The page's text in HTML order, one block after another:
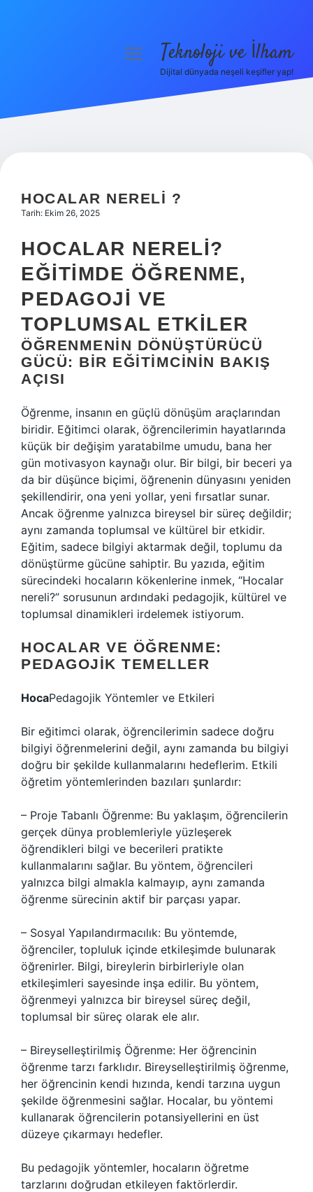
Hakkımızda
menüyüTeknoloji ve İlham
Dijital dünyada neşeli keşifler yap!
HOCALAR NERELI ?
Tarih: Ekim 26, 2025
HOCALAR NERELI?
EĞITIMDE ÖĞRENME,
PEDAGOJI VE
TOPLUMSAL ETKILER
ÖĞRENMENIN DÖNÜŞTÜRÜCÜ
GÜCÜ: BIR EĞITIMCININ BAKIŞ
AÇISI
Öğrenme, insanın en güçlü dönüşüm araçlarından
biridir. Eğitimci olarak, öğrencilerimin hayatlarında
küçük bir değişim yaratabilme umudu, bana her
gün motivasyon kaynağı olur. Bir bilgi, bir beceri ya
da bir düşünce biçimi, öğrenenin dünyasını yeniden
şekillendirir, ona yeni yollar, yeni fırsatlar sunar.
Ancak öğrenme yalnızca bireysel bir süreç değildir;
aynı zamanda toplumsal ve kültürel bir etkidir.
Eğitim, sadece bilgiyi aktarmak değil, toplumu da
dönüştürme gücüne sahiptir. Bu yazıda, eğitim
sürecindeki hocaların kökenlerine inmek, “Hocalar
nereli?” sorusunun ardındaki pedagojik, kültürel ve
toplumsal dinamikleri irdelemek istiyorum.
HOCALAR VE ÖĞRENME:
PEDAGOJIK TEMELLER
HocaPedagojik Yöntemler ve Etkileri
Bir eğitimci olarak, öğrencilerimin sadece doğru
bilgiyi öğrenmelerini değil, aynı zamanda bu bilgiyi
doğru bir şekilde kullanmalarını hedeflerim. Etkili
öğretim yöntemlerinden bazıları şunlardır:
– Proje Tabanlı Öğrenme: Bu yaklaşım, öğrencilerin
gerçek dünya problemleriyle yüzleşerek
öğrendikleri bilgi ve becerileri pratikte
kullanmalarını sağlar. Bu yöntem, öğrencileri
yalnızca bilgi almakla kalmayıp, aynı zamanda
öğrenme sürecinin aktif bir parçası yapar.
– Sosyal Yapılandırmacılık: Bu yöntemde,
öğrenciler, topluluk içinde etkileşimde bulunarak
öğrenirler. Bilgi, bireylerin birbirleriyle olan
etkileşimleri sayesinde inşa edilir. Bu yöntem,
öğrenmeyi yalnızca bir bireysel süreç değil,
toplumsal bir süreç olarak ele alır.
– Bireyselleştirilmiş Öğrenme: Her öğrencinin
öğrenme tarzı farklıdır. Bireyselleştirilmiş öğrenme,
her öğrencinin kendi hızında, kendi tarzına uygun
şekilde öğrenmesini sağlar. Hocalar, bu yöntemi
kullanarak öğrencilerin potansiyellerini en üst
düzeye çıkarmayı hedefler.
Bu pedagojik yöntemler, hocaların öğretme
tarzlarını doğrudan etkileyen faktörlerdir.